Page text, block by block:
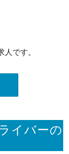
です。
イバーの